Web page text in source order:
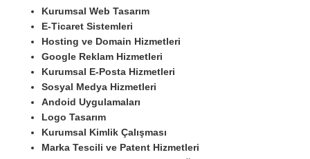
Kurumsal Web Tasarım
E-Ticaret Sistemleri
Hosting ve Domain Hizmetleri
Google Reklam Hizmetleri
Kurumsal E-Posta Hizmetleri
Sosyal Medya Hizmetleri
Andoid Uygulamaları
Logo Tasarım
Kurumsal Kimlik Çalışması
Marka Tescili ve Patent Hizmetleri